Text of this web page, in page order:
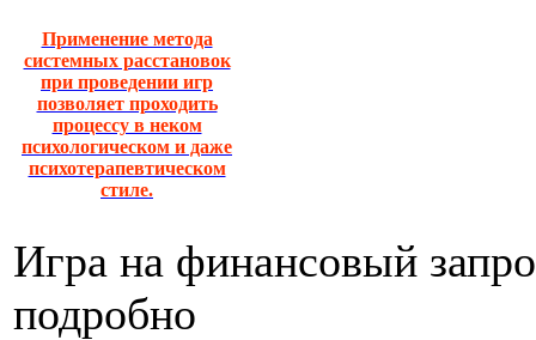
Применение метода
системных расстановок
при проведении игр
позволяет проходить
процессу в неком
психологическом и даже
психотерапевтическом
стиле.
Игра на финансовый
подробно